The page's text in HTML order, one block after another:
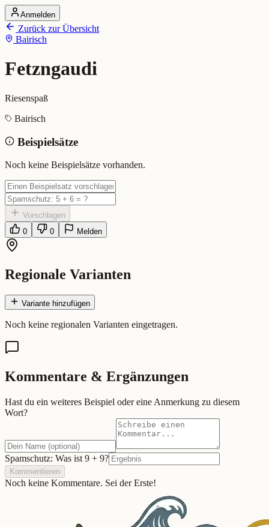
Startseite
Alle Dialekte
Dialekte vergleichen
Dialekt-Karte
Ranking
Fetzngaudi (Bairisch)
Bedeutung: Riesenspaß
Eingereicht von: Mundwerk Team
Anmelden
Zurück zur Übersicht
Bairisch
Fetzngaudi
Riesenspaß
Bairisch
Beispielsätze
Noch keine Beispielsätze vorhanden.
Vorschlagen
0
0 Melden
Regionale Varianten
Variante hinzufügen
Noch keine regionalen Varianten eingetragen.
Kommentare & Ergänzungen
Hast du ein weiteres Beispiel oder eine Anmerkung zu diesem
Wort?
Spamschutz: Was ist 9 + 9?
Kommentieren
Noch keine Kommentare. Sei der Erste!